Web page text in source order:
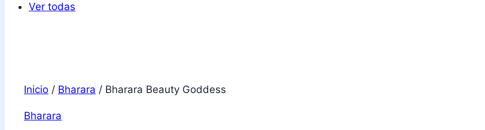
Ver todas
Inicio / Bharara / Bharara Beauty Goddess
Bharara